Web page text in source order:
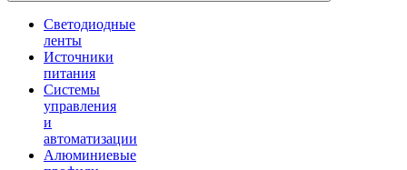
Светодиодные
ленты
Источники
питания
Системы
управления
и
автоматизации
Алюминиевые